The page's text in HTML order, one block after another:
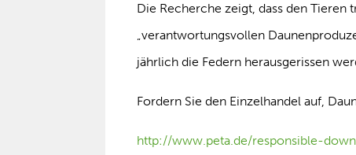
Die Recherche zeigt, dass den
„verantwortungsvollen
jährlich die Federn herausgerissen
Fordern Sie den Einzelhandel auf,
http://www.peta.de/responsible-